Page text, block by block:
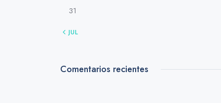
31
« JUL
Comentarios recientes